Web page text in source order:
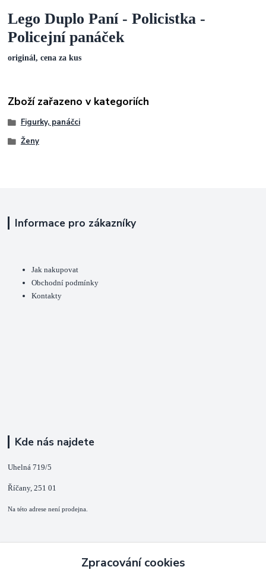
Lego Duplo Paní - Policistka -
Policejní panáček
originál, cena za kus
Zboží zařazeno v kategoriích
Figurky, panáčci
Ženy
Informace pro zákazníky
Jak nakupovat
Obchodní podmínky
Kontakty
Kde nás najdete
Uhelná 719/5
Říčany, 251 01
Na této adrese není prodejna.
Zpracování cookies